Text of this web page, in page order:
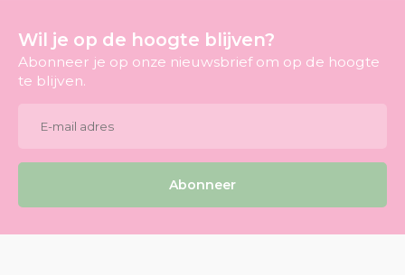
Wil je op de hoogte blijven?
Abonneer je op onze nieuwsbrief om op de hoogte
te blijven.
Abonneer